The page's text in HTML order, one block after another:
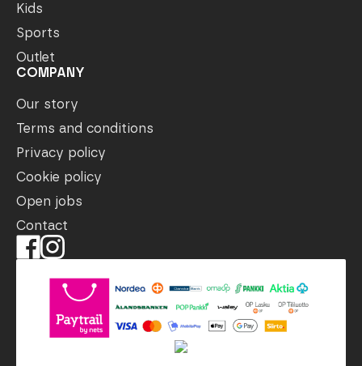
Kids
Sports
Outlet
COMPANY
Our story
Terms and conditions
Privacy policy
Cookie policy
Open jobs
Contact